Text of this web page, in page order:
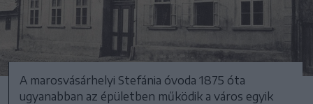
A marosvásárhelyi Stefánia óvoda 1875 óta
ugyanabban az épületben működik a város egyik